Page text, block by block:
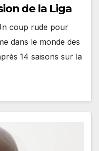
de la Liga
coup rude pour
dans le monde des
14 saisons sur la